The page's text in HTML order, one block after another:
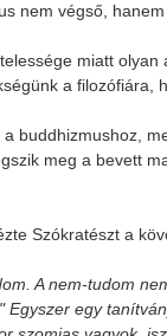
nem végső,
miatt
a
buddhizmushoz,
meg a bevett
Szókratészt a
A nem-tudom
Egyszer egy